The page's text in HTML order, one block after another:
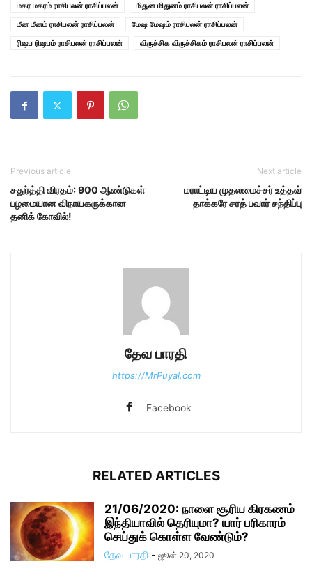
மகர மகரம் ராசிபலன் ராசிப்பலன்
மிதுன மிதுனம் ராசிபலன் ராசிப்பலன்
மீன மீனம் ராசிபலன் ராசிப்பலன்
மேஷ மேஷம் ராசிபலன் ராசிப்பலன்
ரிஷப ரிஷபம் ராசிபலன் ராசிப்பலன்
விருச்சிக விருச்சிகம் ராசிபலன் ராசிப்பலன்
Previous article
சதுர்த்தி விரதம்: 900 ஆண்டுகள்
பழமையான விநாயகருக்கான
தனிக் கோவில்!
Next article
மராட்டிய முதலமைச்சர் உத்தவ்
தாக்கரே சரத் பவார் சந்திப்பு
தேவ பாரதி
https://MrPuyal.com
Facebook
RELATED ARTICLES
21/06/2020: நாளை சூரிய கிரகணம்
இந்தியாவில் தெரியுமா? யார் பரிகாரம்
செய்துக் கொள்ள வேண்டும்?
தேவ பாரதி - ஜூன் 20, 2020